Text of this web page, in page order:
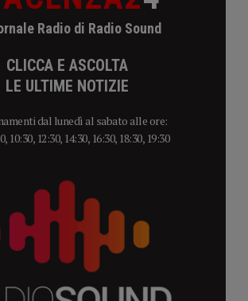
Radio di Radio Sound
CLICCA E ASCOLTA
LE ULTIME NOTIZIE
dal lunedì al sabato alle ore:
10:30, 12:30, 14:30, 16:30, 18:30, 19:30